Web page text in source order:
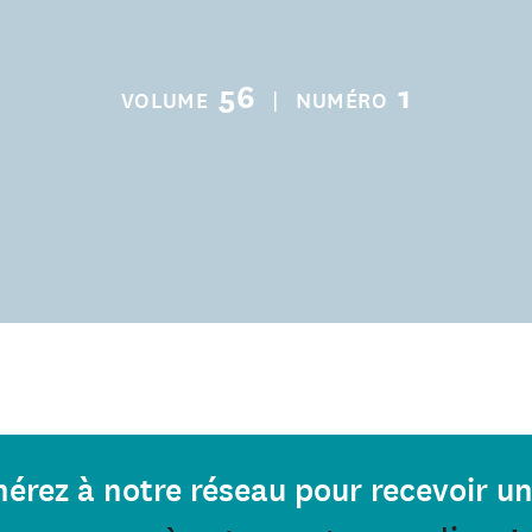
VOLUME 56 | NUMÉRO 1
à notre réseau pour recevoir